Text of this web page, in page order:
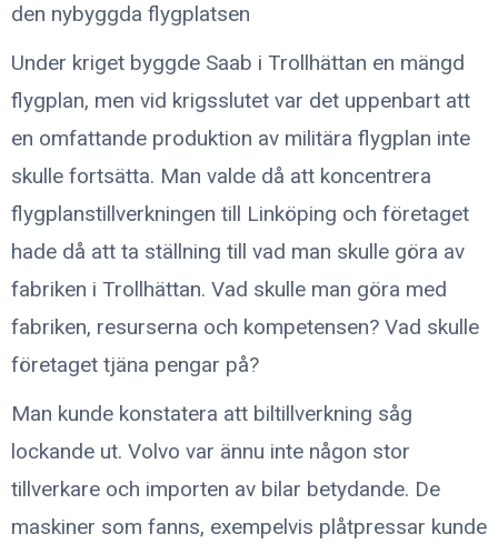
den nybyggda flygplatsen
Under kriget byggde Saab i Trollhättan en mängd
flygplan, men vid krigsslutet var det uppenbart att
en omfattande produktion av militära flygplan inte
skulle fortsätta. Man valde då att koncentrera
flygplanstillverkningen till Linköping och företaget
hade då att ta ställning till vad man skulle göra av
fabriken i Trollhättan. Vad skulle man göra med
fabriken, resurserna och kompetensen? Vad skulle
företaget tjäna pengar på?
Man kunde konstatera att biltillverkning såg
lockande ut. Volvo var ännu inte någon stor
tillverkare och importen av bilar betydande. De
maskiner som fanns, exempelvis plåtpressar kunde